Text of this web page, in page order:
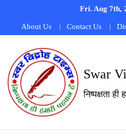
Fri. Aug 7th,
About Us Contact Us
Swar
निष्पक्षता ही